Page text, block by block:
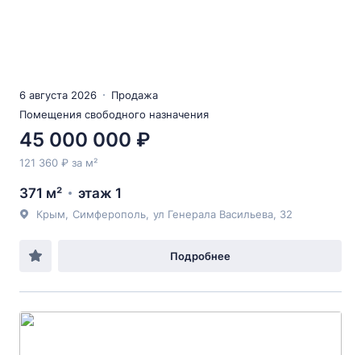
6 августа 2026
Продажа
Помещения свободного назначения
45 000 000 ₽
121 360 ₽ за м²
371 м² этаж 1
Крым Симферополь ул Генерала Васильева , 32
Подробнее